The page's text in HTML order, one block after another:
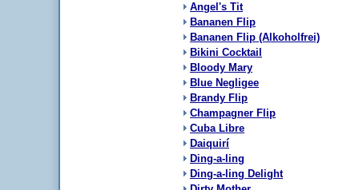
Angel's Tit
Bananen Flip
Bananen Flip (Alkoholfrei)
Bikini Cocktail
Bloody Mary
Blue Negligee
Brandy Flip
Champagner Flip
Cuba Libre
Daiquirí
Ding-a-ling
Ding-a-ling Delight